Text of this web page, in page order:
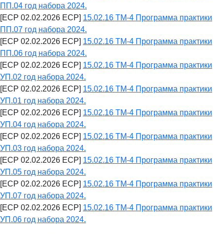
ПП.04 год набора 2024.
[ECP 02.02.2026 ECP] 15.02.16 ТМ-4 Программа практики
ПП.07 год набора 2024.
[ECP 02.02.2026 ECP] 15.02.16 ТМ-4 Программа практики
ПП.06 год набора 2024.
[ECP 02.02.2026 ECP] 15.02.16 ТМ-4 Программа практики
УП.02 год набора 2024.
[ECP 02.02.2026 ECP] 15.02.16 ТМ-4 Программа практики
УП.01 год набора 2024.
[ECP 02.02.2026 ECP] 15.02.16 ТМ-4 Программа практики
УП.04 год набора 2024.
[ECP 02.02.2026 ECP] 15.02.16 ТМ-4 Программа практики
УП.03 год набора 2024.
[ECP 02.02.2026 ECP] 15.02.16 ТМ-4 Программа практики
УП.05 год набора 2024.
[ECP 02.02.2026 ECP] 15.02.16 ТМ-4 Программа практики
УП.07 год набора 2024.
[ECP 02.02.2026 ECP] 15.02.16 ТМ-4 Программа практики
УП.06 год набора 2024.